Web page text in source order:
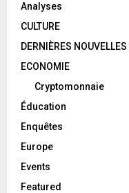
Analyses
CULTURE
DERNIÈRES NOUVELLES
ECONOMIE
Cryptomonnaie
Éducation
Enquêtes
Europe
Events
Featured